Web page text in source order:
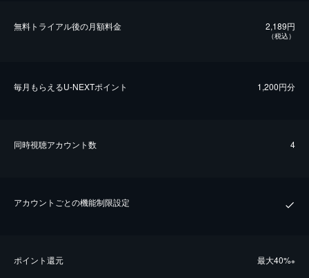
無料トライアル後の⽉額料金 2,189円
（税込）
毎⽉もらえるU-NEXTポイント 1,200円分
同時視聴アカウント数 4
アカウントごとの機能制限設定
ポイント還元 最⼤40%※